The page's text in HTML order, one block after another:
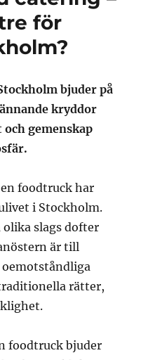
för
bjuder på
kryddor
gemenskap
foodtruck har
i Stockholm.
olika slags dofter
är till
rätter,
foodtruck bjuder